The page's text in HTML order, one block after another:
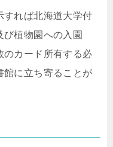
すれば北海道大学付
植物園への入園
のカード所有する必
館に立ち寄ることが